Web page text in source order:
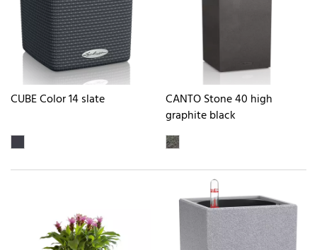
CUBE Color 14 slate
CANTO Stone 40 high
graphite black